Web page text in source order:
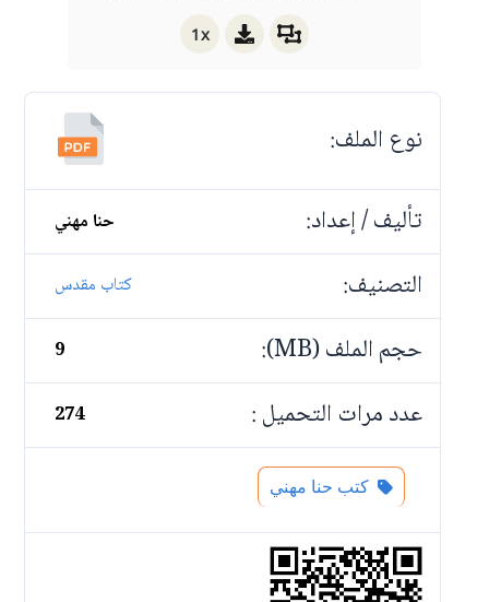
1x
نوع الملف:
تأليف / إعداد:
حنا مهني
التصنيف: كتاب مقدس
حجم الملف (MB): 9
عدد مرات التحميل : 274
كتب حنا مهني